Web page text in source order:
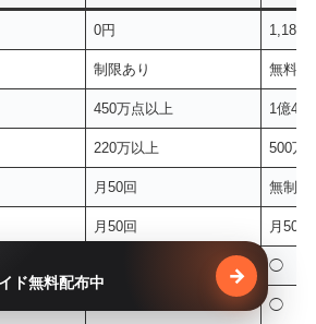
0円 1,180
制限あり 無料版
450万点以上 1億
220万以上 500万
月50回 無制限
月50回 月500
◯
◯
ド無料配布中 無料で受け
→